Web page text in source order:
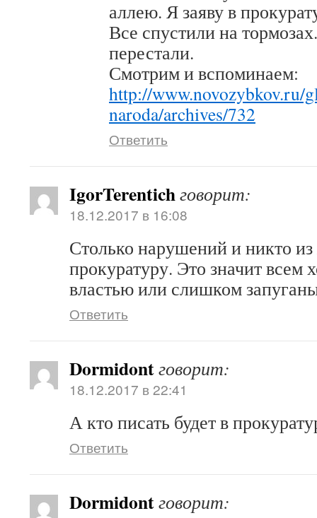
аллею. Я заяву в
Все спустили на
перестали.
Смотрим и вспоминаем:
http://www.novozybkov.ru/
naroda/archives/732
Ответить
IgorTerentichговорит:
18.12.2017 в 16:08
Столько нарушений и никто
прокуратуру. Это значит всем
властью или слишком
Ответить
Dormidontговорит:
18.12.2017 в 22:41
А кто писать будет в
Ответить
Dormidontговорит: